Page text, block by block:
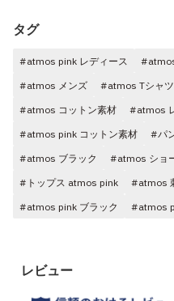
タグ
#atmos pink レディース
#atmos メンズ
#atmos Tシャツ
#atmos コットン素材
#atmos
#atmos pink コットン素材
#パ
#atmos ブラック
#atmos ショ
#トップス atmos pink
#atmos
#atmos pink ブラック
#atmos